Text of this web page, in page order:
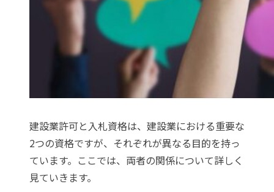
建設業許可と入札資格は、建設業における重要な
2つの資格ですが、それぞれが異なる目的を持っ
ています。ここでは、両者の関係について詳しく
見ていきます。